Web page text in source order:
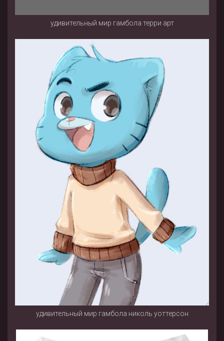
удивительный мир гамбола терри арт
удивительный мир гамбола николь уоттерсон